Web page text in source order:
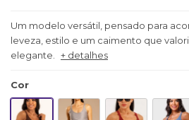
Um modelo versátil, pensado para
leveza, estilo e um caimento que
elegante.
+ detalhes
Cor